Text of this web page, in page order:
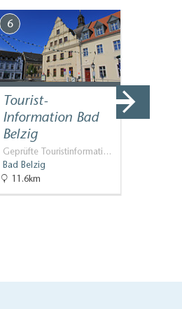
6
Tourist-
Information Bad
Belzig
Geprüfte Touristinformati…
Bad Belzig
11.6km